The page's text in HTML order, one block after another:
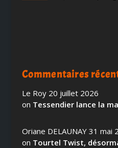
Commentaires
Le Roy 20 juillet 2026
on Tessendier lance la
Oriane DELAUNAY 31 mai
on Tourtel Twist,